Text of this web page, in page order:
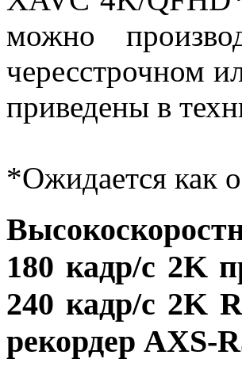
можно
чересстрочном
приведены в
*Ожидается как
180 кадр/с 2K
240 кадр/с 2K
рекордер AXS-